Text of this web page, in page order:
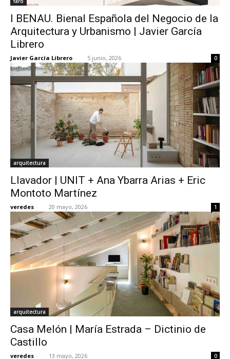
I BENAU. Bienal Española del Negocio de la
Arquitectura y Urbanismo | Javier García
Librero
Javier García Librero - 5 junio, 2026 0
arquitectura
Llavador | UNIT + Ana Ybarra Arias + Eric
Montoto Martínez
veredes - 20 mayo, 2026 1
arquitectura
Casa Melón | María Estrada – Dictinio de
Castillo
veredes - 13 mayo, 2026 0